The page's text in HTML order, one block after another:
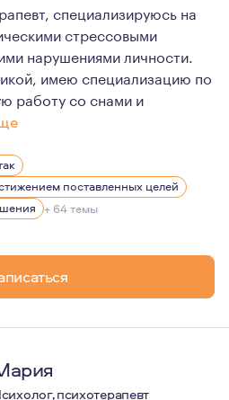
специализируюсь на
стрессовыми
нарушениями личности.
имею специализацию по
работу со снами и
вкладывать в себя, в
поставленных целей
+ 64 темы
психотерапевт